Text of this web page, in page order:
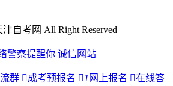
津自考网 All Right Reserved
警察提醒你 诚信网站
群 成考预报名  1 网上报名 在线答